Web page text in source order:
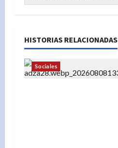
HISTORIAS RELACIONADAS
Sociales